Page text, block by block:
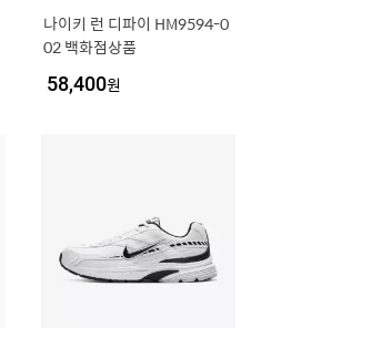
나이키 런 디파이 HM9594-0
02 백화점상품
58,400원